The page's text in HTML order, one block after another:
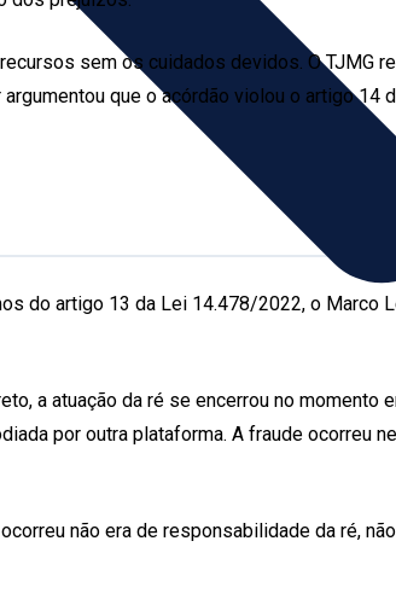
sem os cuidados devidos. O TJMG
que o acórdão violou o artigo 14
do artigo 13 da Lei 14.478/2022, o Marco
a atuação da ré se encerrou no momento
por outra plataforma. A fraude ocorreu
não era de responsabilidade da ré,